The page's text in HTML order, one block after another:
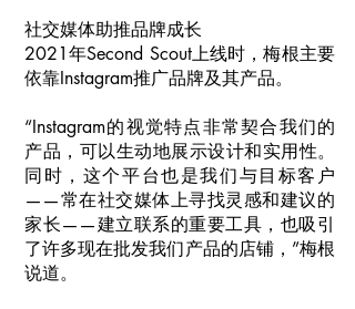
社交媒体助推品牌成长
2021年Second Scout上线时，梅根主要
依靠Instagram推广品牌及其产品。
“Instagram的视觉特点非常契合我们的
产品，可以生动地展示设计和实用性。
同时，这个平台也是我们与目标客户
——常在社交媒体上寻找灵感和建议的
家长——建立联系的重要工具，也吸引
了许多现在批发我们产品的店铺，”梅根
说道。